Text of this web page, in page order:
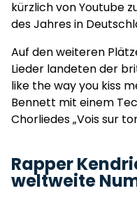
kürzlich von Youtube
des Jahres in
Auf den weiteren
Lieder landeten der
like the way you kiss
Bennett mit einem
Chorliedes „Vois sur
Rapper
weltweite